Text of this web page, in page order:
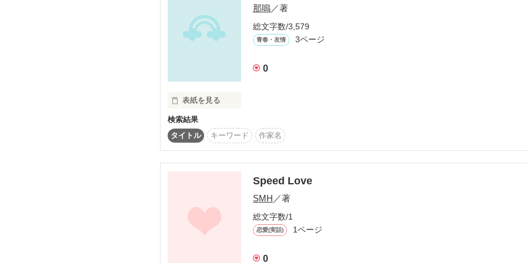
最後の体育祭は、波乱の予感…
NO SPEED!NO LIFE!-Ⅱnd season-に出てくる登場人物は、NO SPEED!NO LIFE!ｼﾘｰｽﾞ以外の
場人物とは関係がありません。実際の人物、団体とも関係がありません。
さぁ始まるよ！
那嗚／著
総文字数/3,579
青春・友情 3ページ
0
表紙を見る
限界を超えた先にある物を
作品を読む
検索結果
タイトル
キーワード 作家名
Speed Love
SMH ／著
総文字数/1
恋愛(実話) 1ページ
0